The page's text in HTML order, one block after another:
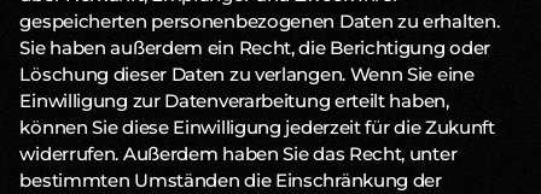
gespeicherten personenbezogenen Daten zu erhalten.
Sie haben außerdem ein Recht, die Berichtigung oder
Löschung dieser Daten zu verlangen. Wenn Sie eine
Einwilligung zur Datenverarbeitung erteilt haben,
können Sie diese Einwilligung jederzeit für die Zukunft
widerrufen. Außerdem haben Sie das Recht, unter
bestimmten Umständen die Einschränkung der